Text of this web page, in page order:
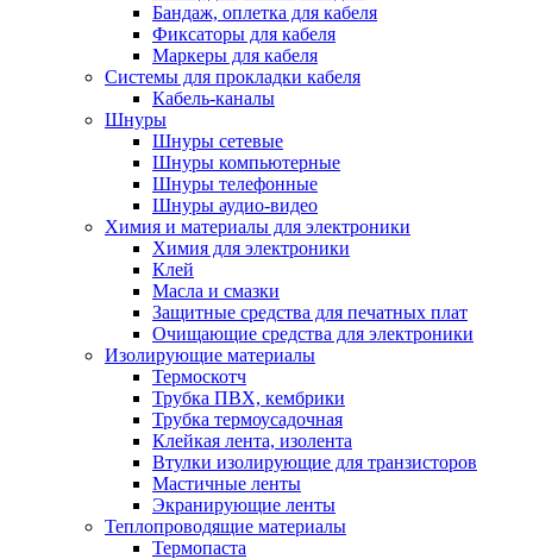
Бандаж, оплетка для кабеля
Фиксаторы для кабеля
Маркеры для кабеля
Системы для прокладки кабеля
Кабель-каналы
Шнуры
Шнуры сетевые
Шнуры компьютерные
Шнуры телефонные
Шнуры аудио-видео
Химия и материалы для электроники
Химия для электроники
Клей
Масла и смазки
Защитные средства для печатных плат
Очищающие средства для электроники
Изолирующие материалы
Термоскотч
Трубка ПВХ, кембрики
Трубка термоусадочная
Клейкая лента, изолента
Втулки изолирующие для транзисторов
Мастичные ленты
Экранирующие ленты
Теплопроводящие материалы
Термопаста